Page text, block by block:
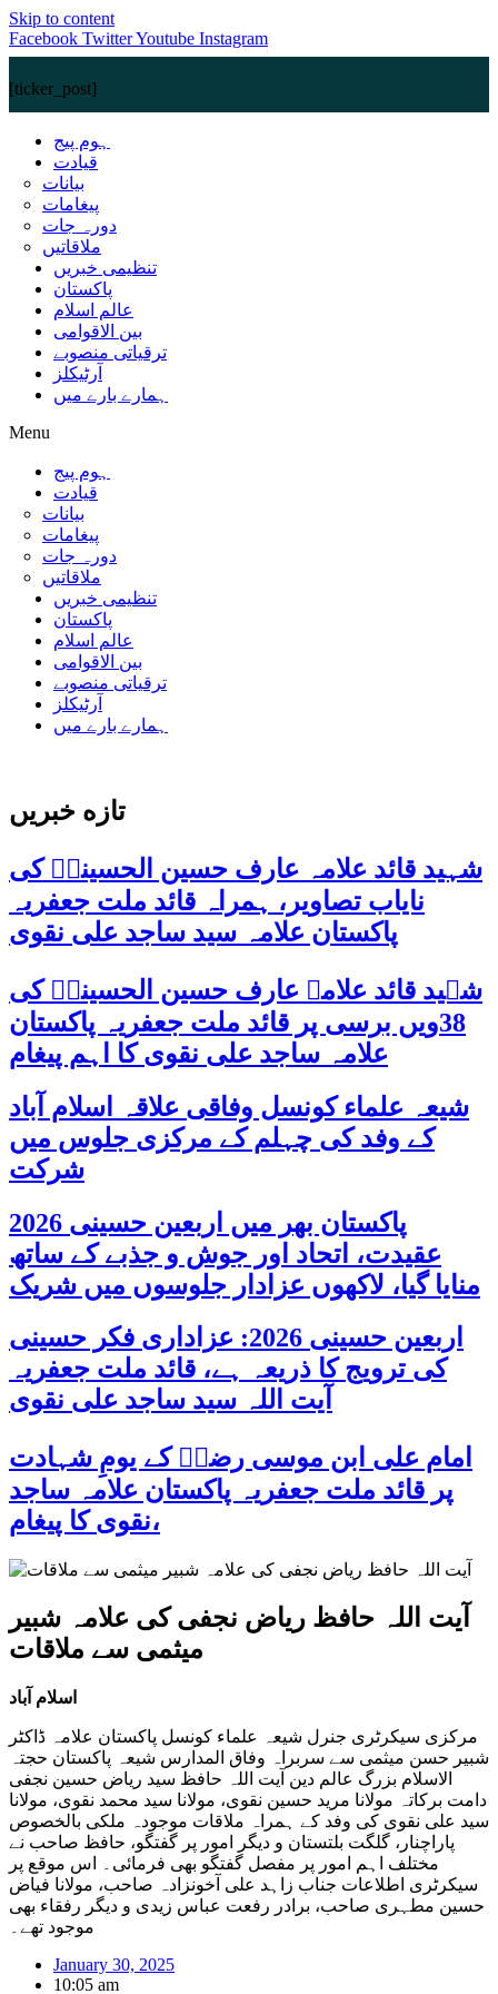
Skip to content
Facebook TwitterYoutube Instagram
[ticker_post]
ہوم پیج
قیادت
بیانات
پیغامات
دورہ جات
ملاقاتیں
تنظیمی خبریں
پاکستان
عالم اسلام
بین الاقوامی
ترقیاتی منصوبے
آرٹیکلز
ہمارے بارے میں
Menu
ہوم پیج
قیادت
بیانات
پیغامات
دورہ جات
ملاقاتیں
تنظیمی خبریں
پاکستان
عالم اسلام
بین الاقوامی
ترقیاتی منصوبے
آرٹیکلز
ہمارے بارے میں
تازه خبریں
شہید قائد علامہ عارف حسین الحسینیؒ کی
نایاب تصاویر، ہمراہ قائد ملت جعفریہ
پاکستان علامہ سید ساجد علی نقوی
شہید قائد علامہ عارف حسین الحسینیؒ کی
38ویں برسی پر قائد ملت جعفریہ پاکستان
علامہ ساجد علی نقوی کا اہم پیغام
شیعہ علماء کونسل وفاقی علاقہ اسلام آباد
کے وفد کی چہلم کے مرکزی جلوس میں
شرکت
پاکستان بھر میں اربعین حسینی 2026
عقیدت، اتحاد اور جوش و جذبے کے ساتھ
منایا گیا، لاکھوں عزادار جلوسوں میں شریک
اربعین حسینی 2026: عزاداری فکر حسینی
کی ترویج کا ذریعہ ہے، قائد ملت جعفریہ
آیت اللہ سید ساجد علی نقوی
امام علی ابن موسی رضاؑ کے یومِ شہادت
پر قائد ملت جعفریہ پاکستان علامہ ساجد
نقوی کا پیغام،
آیت اللہ حافظ ریاض نجفی کی علامہ شبیر
میثمی سے ملاقات
اسلام آباد
مرکزی سیکرٹری جنرل شیعہ علماء کونسل پاکستان علامہ ڈاکٹر
شبیر حسن میثمی سے سربراہ وفاق المدارس شیعہ پاکستان حجتہ
الاسلام بزرگ عالم دین آیت اللہ حافظ سید ریاض حسین نجفی
دامت برکاتہ مولانا مرید حسین نقوی، مولانا سید محمد نقوی، مولانا
سید علی نقوی کی وفد کے ہمراہ ملاقات موجودہ ملکی بالخصوص
پاراچنار، گلگت بلتستان و دیگر امور پر گفتگو، حافظ صاحب نے
مختلف اہم امور پر مفصل گفتگو بھی فرمائی۔ اس موقع پر
سیکرٹری اطلاعات جناب زاہد علی آخونزادہ صاحب، مولانا فیاض
حسین مطہری صاحب، برادر رفعت عباس زیدی و دیگر رفقاء بھی
موجود تھے۔
January 30, 2025
10:05 am